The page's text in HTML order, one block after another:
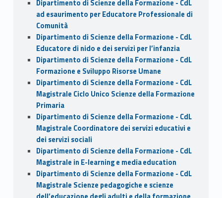
Dipartimento di Scienze della Formazione - CdL
ad esaurimento per Educatore Professionale di
Comunità
Dipartimento di Scienze della Formazione - CdL
Educatore di nido e dei servizi per l’infanzia
Dipartimento di Scienze della Formazione - CdL
Formazione e Sviluppo Risorse Umane
Dipartimento di Scienze della Formazione - CdL
Magistrale Ciclo Unico Scienze della Formazione
Primaria
Dipartimento di Scienze della Formazione - CdL
Magistrale Coordinatore dei servizi educativi e
dei servizi sociali
Dipartimento di Scienze della Formazione - CdL
Magistrale in E-learning e media education
Dipartimento di Scienze della Formazione - CdL
Magistrale Scienze pedagogiche e scienze